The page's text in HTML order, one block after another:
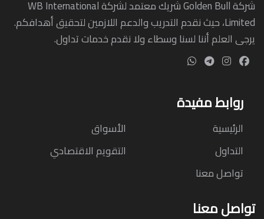
شركة Golden Bull شريك معتمد لشركة WB International
Limited، حيث نقدم التدريب والدعم اللازمين لتحقيق أهدافكم.
يرجى العلم أننا لسنا وسطاء ولا نقدم خدمات تداول.
روابط مفيدة
الرئيسية
الأسواق
التداول
التقويم الاقتصادي
تواصل معنا
تواصل معنا